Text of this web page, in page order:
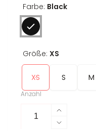
Farbe: Black
Größe: XS
XS S M
Anzahl
Erhöhe
die
Verringere